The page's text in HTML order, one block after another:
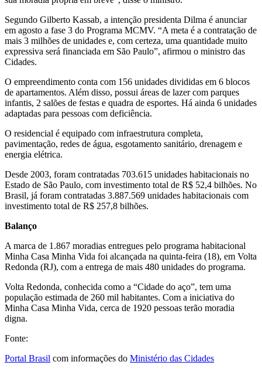
Segundo Gilberto Kassab, a intenção presidenta Dilma é anunciar
em agosto a fase 3 do Programa MCMV. “A meta é a contratação de
mais 3 milhões de unidades e, com certeza, uma quantidade muito
expressiva será financiada em São Paulo”, afirmou o ministro das
Cidades.
O empreendimento conta com 156 unidades divididas em 6 blocos
de apartamentos. Além disso, possui áreas de lazer com parques
infantis, 2 salões de festas e quadra de esportes. Há ainda 6 unidades
adaptadas para pessoas com deficiência.
O residencial é equipado com infraestrutura completa,
pavimentação, redes de água, esgotamento sanitário, drenagem e
energia elétrica.
Desde 2003, foram contratadas 703.615 unidades habitacionais no
Estado de São Paulo, com investimento total de R$ 52,4 bilhões. No
Brasil, já foram contratadas 3.887.569 unidades habitacionais com
investimento total de R$ 257,8 bilhões.
Balanço
A marca de 1.867 moradias entregues pelo programa habitacional
Minha Casa Minha Vida‬ foi alcançada na quinta-feira (18), em Volta
Redonda (RJ), com a entrega de mais 480 unidades do programa.
Volta Redonda‬, conhecida como a “Cidade do aço”, tem uma
população estimada de 260 mil habitantes. Com a iniciativa do
Minha Casa Minha Vida, cerca de 1920 pessoas terão moradia
digna.
Fonte:
Portal Brasil com informações do Ministério das Cidades